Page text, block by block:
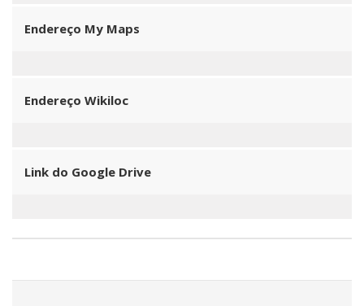
Endereço My Maps
Endereço Wikiloc
Link do Google Drive